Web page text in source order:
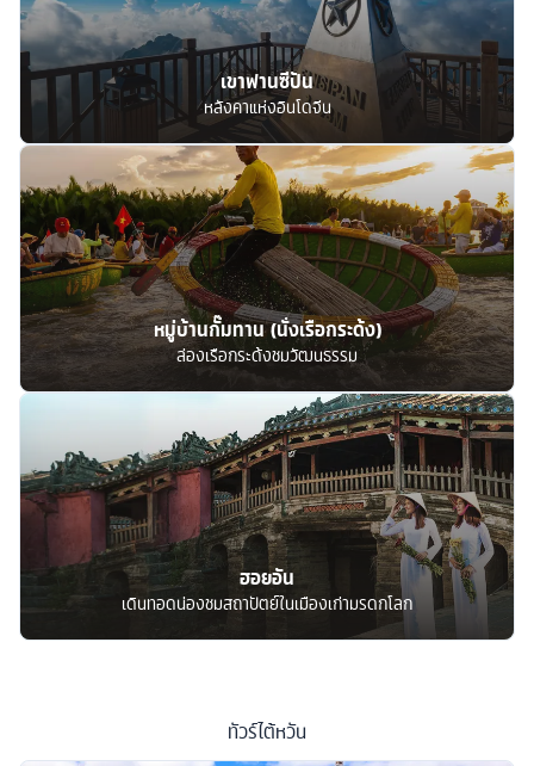
เขาฟานซีปัน
หลังคาแห่งอินโดจีน
หมู่บ้านกั๊มทาน (นั่งเรือกระด้ง)
ล่องเรือกระด้งชมวัฒนธรรม
ฮอยอัน
เดินทอดน่องชมสถาปัตย์ในเมืองเก่ามรดกโลก
ทัวร์ไต้หวัน